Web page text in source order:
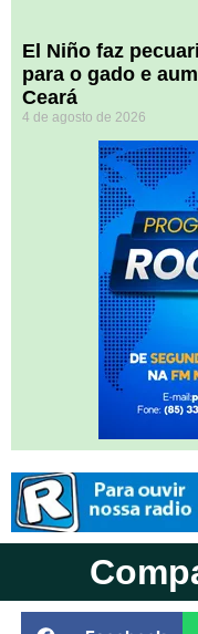
El Niño faz
para o gado e
Ceará
4 de agosto de 2026